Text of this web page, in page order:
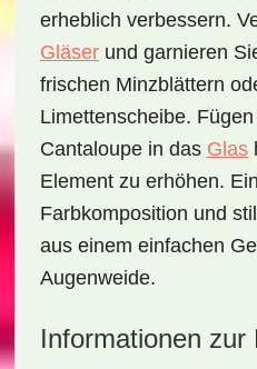
erheblich verbessern.
Gläserund garnieren
frischen Minzblättern
Limettenscheibe.
Cantaloupe in das Glas
Element zu erhöhen.
Farbkomposition und
aus einem einfachen
Augenweide.
Informationen zur